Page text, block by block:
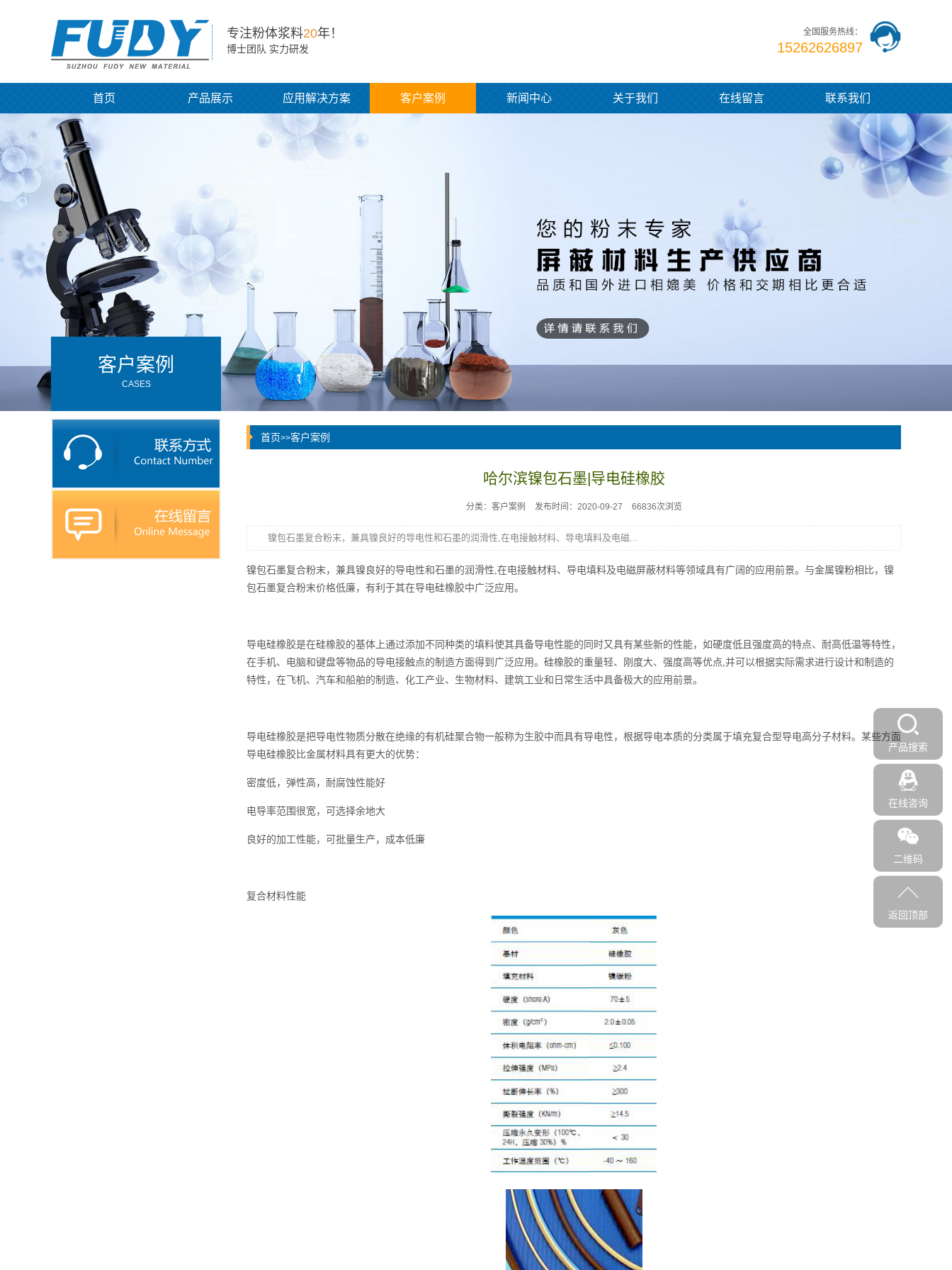
专注粉体浆料20年！
博士团队 实力研发
全国服务热线：
15262626897
首页 产品展示 应用解决方案 客户案例 新闻中心 关于我们 在线留言 联系我们
客户案例
CASES
首页>>客户案例
哈尔滨镍包石墨|导电硅橡胶
分类：客户案例 发布时间：2020-09-27 66836次浏览
镍包石墨复合粉末，兼具镍良好的导电性和石墨的润滑性,在电接触材料、导电填料及电磁...
镍包石墨复合粉末，兼具镍良好的导电性和石墨的润滑性,在电接触材料、导电填料及电磁屏蔽材料等领域具有广阔的应用前景。与金属镍粉相比，镍
包石墨复合粉末价格低廉，有利于其在导电硅橡胶中广泛应用。
导电硅橡胶是在硅橡胶的基体上通过添加不同种类的填料使其具备导电性能的同时又具有某些新的性能，如硬度低且强度高的特点、耐高低温等特性，
在手机、电脑和键盘等物品的导电接触点的制造方面得到广泛应用。硅橡胶的重量轻、刚度大、强度高等优点,并可以根据实际需求进行设计和制造的
特性，在飞机、汽车和船舶的制造、化工产业、生物材料、建筑工业和日常生活中具备极大的应用前景。
导电硅橡胶是把导电性物质分散在绝缘的有机硅聚合物一般称为生胶中而具有导电性，根据导电本质的分类属于填充复合型导电高分子材料。某些方面
导电硅橡胶比金属材料具有更大的优势：
密度低，弹性高，耐腐蚀性能好
电导率范围很宽，可选择余地大
良好的加工性能，可批量生产，成本低廉
复合材料性能
产品搜索
在线咨询
二维码
返回顶部